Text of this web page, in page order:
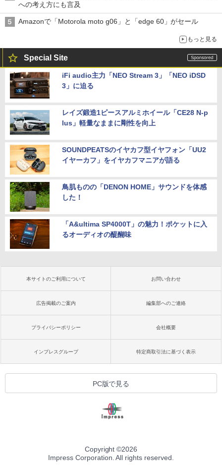
への考え方にも言及
Amazonで「Motorola moto g06」と「edge 60」がセール
もっと見る
Special Site
iFi audio主力「NEO Stream 3」「NEO iDSD
3」に迫る
レイズ鍛造1ピースアルミホイール「CE28 N-p
lus」軽量なままに剛性を向上
SOUNDPEATSのイヤカフ型イヤフォン「UU2
イヤーカフ」をイヤカフマニアが語る
鳥肌ものの「DENON HOME」サウンドを体感
した！
「A&ultima SP4000T」の魅力！ポケットに入
るオーディオの醍醐味
本サイトのご利用について お問い合わせ
広告掲載のご案内 編集部へのご連絡
プライバシーポリシー 会社概要
インプレスグループ 特定商取引法に基づく表示
PC版で見る
Copyright ©2026
Impress Corporation. All rights reserved.